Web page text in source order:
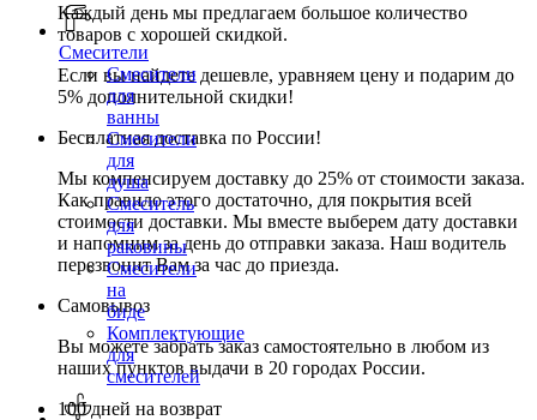
Смесители
Смесители
для
ванны
Смесители
для
душа
Смеситель
для
раковины
Смесители
на
биде
Комплектующие
для
смесителей
Каждый день мы предлагаем большое количество
товаров с хорошей скидкой.
Если вы найдете дешевле, уравняем цену и подарим до
5% дополнительной скидки!
Бесплатная доставка по России!
Мы компенсируем доставку до 25% от стоимости заказа.
Как правило этого достаточно, для покрытия всей
стоимости доставки. Мы вместе выберем дату доставки
и напомним за день до отправки заказа. Наш водитель
перезвонит Вам за час до приезда.
Самовывоз
Вы можете забрать заказ самостоятельно в любом из
наших пунктов выдачи в 20 городах России.
100 дней на возврат